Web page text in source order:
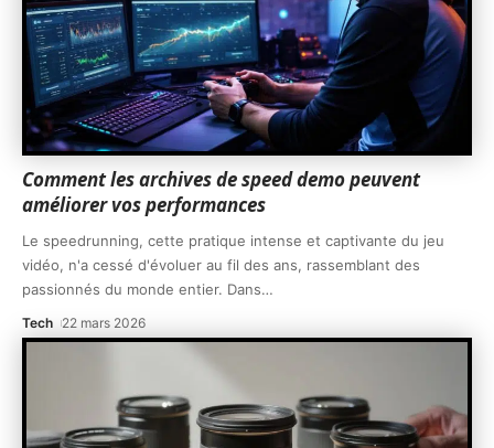
Comment les archives de speed demo peuvent
améliorer vos performances
Le speedrunning, cette pratique intense et captivante du jeu
vidéo, n'a cessé d'évoluer au fil des ans, rassemblant des
passionnés du monde entier. Dans…
Tech 22 mars 2026